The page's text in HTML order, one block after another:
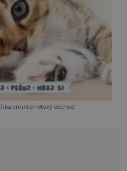
iba pre internetový obchod.